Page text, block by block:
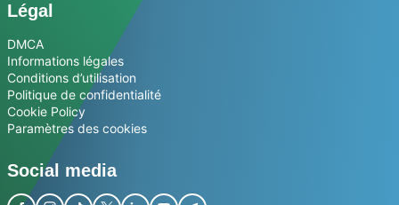
Légal
DMCA
Informations légales
Conditions d’utilisation
Politique de confidentialité
Cookie Policy
Paramètres des cookies
Social media